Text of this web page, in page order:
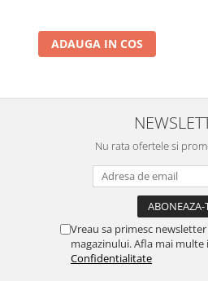
ADAUGA IN COS
Nu rata ofertele si
Vreau sa primesc
magazinului. Afla mai multe
Confidentialitate